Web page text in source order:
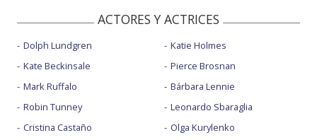
ACTORES Y ACTRICES
Dolph Lundgren
Kate Beckinsale
Mark Ruffalo
Robin Tunney
Cristina Castaño
Katie Holmes
Pierce Brosnan
Bárbara Lennie
Leonardo Sbaraglia
Olga Kurylenko